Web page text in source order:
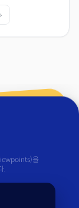
을
.